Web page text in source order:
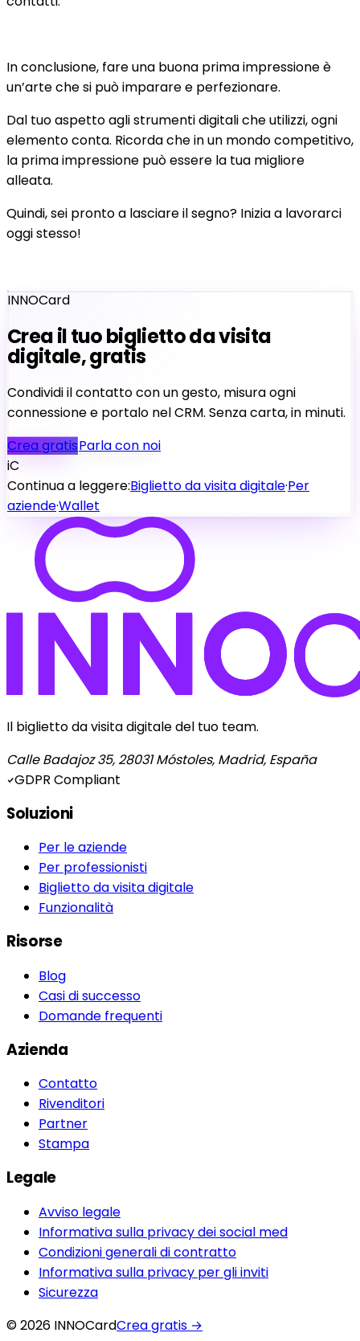
In conclusione, fare una buona prima impressione è
un’arte che si può imparare e perfezionare.
Dal tuo aspetto agli strumenti digitali che utilizzi, ogni
elemento conta. Ricorda che in un mondo competitivo,
la prima impressione può essere la tua migliore
alleata.
Quindi, sei pronto a lasciare il segno? Inizia a lavorarci
oggi stesso!
INNOCard
Crea il tuo biglietto da visita
digitale, gratis
Condividi il contatto con un gesto, misura ogni
connessione e portalo nel CRM. Senza carta, in minuti.
Crea gratisParla con noi
iC
Continua a leggere:Biglietto da visita digitale·Per
aziende·Wallet
Il biglietto da visita digitale del tuo team.
Calle Badajoz 35, 28031 Móstoles, Madrid, España
GDPR Compliant
Soluzioni
Per le aziende
Per professionisti
Biglietto da visita digitale
Funzionalità
Risorse
Blog
Casi di successo
Domande frequenti
Azienda
Contatto
Rivenditori
Partner
Stampa
Legale
Avviso legale
Informativa sulla privacy dei social med
Condizioni generali di contratto
Informativa sulla privacy per gli inviti
Sicurezza
© 2026 INNOCardCrea gratis →